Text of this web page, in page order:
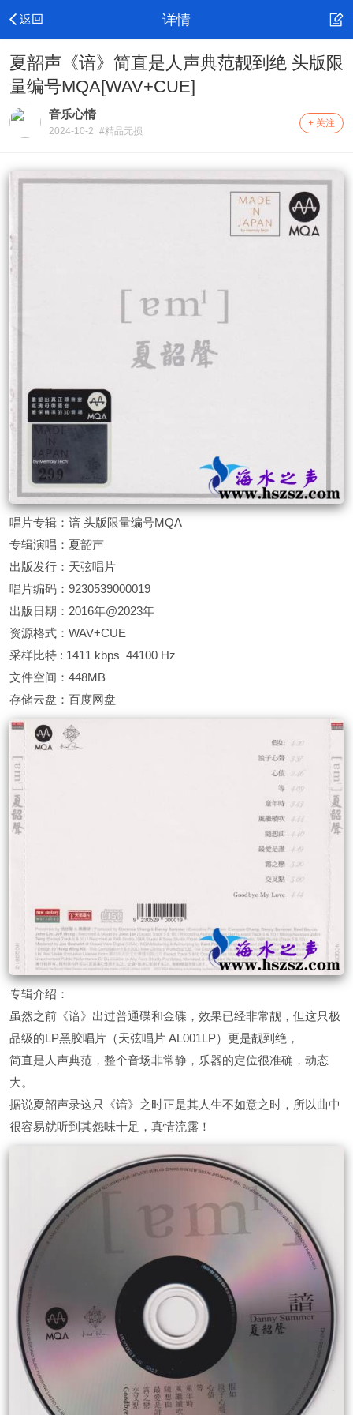
详情
夏韶声《谙》简直是人声典范靓到绝 头版限
量编号MQA[WAV+CUE]
音乐心情
2024-10-2 #精品无损
+ 关注
唱片专辑：谙 头版限量编号MQA
专辑演唱：夏韶声
出版发行：天弦唱片
唱片编码：9230539000019
出版日期：2016年@2023年
资源格式：WAV+CUE
采样比特 : 1411 kbps 44100 Hz
文件空间：448MB
存储云盘：百度网盘
专辑介绍：
虽然之前《谙》出过普通碟和金碟，效果已经非常靓，但这只极
品级的LP黑胶唱片（天弦唱片 AL001LP）更是靓到绝，
简直是人声典范，整个音场非常静，乐器的定位很准确，动态
大。
据说夏韶声录这只《谙》之时正是其人生不如意之时，所以曲中
很容易就听到其怨味十足，真情流露！